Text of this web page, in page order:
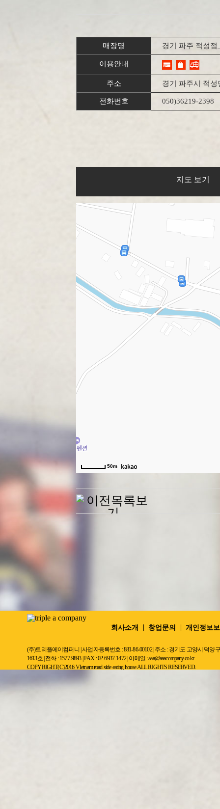
매장명 경기 파주 적성
이용안내
주소 경기 파주시 적성
전화번호 050)36219-2398
지도 보기
50m
회사소개 창업문의 개인정보
(주)트리플에이컴퍼니 | 사업자등록번호 : 881-86-00102 | 주소 : 경기도 고양시 덕
1613호 | 전화 : 1577-9893 | FAX : 02-6937-1472 | 이메일 : aaa@aaacompany.co.kr
COPYRIGHT(C)2016 VIetnam road side eating house ALL RIGHTS RESERVED.